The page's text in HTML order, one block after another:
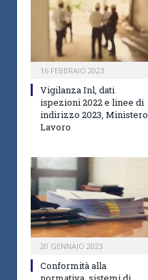
16 FEBBRAIO 2023
Vigilanza Inl, dati
ispezioni 2022 e linee di
indirizzo 2023, Ministero
Lavoro
20 GENNAIO 2023
Conformità alla